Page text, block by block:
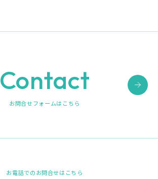
Contact
お問合せフォームはこちら
お電話でのお問合せはこちら